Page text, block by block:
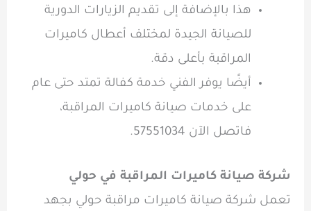
هذا بالإضافة إلى تقديم الزيارات الدورية
للصيانة الجيدة لمختلف أعطال كاميرات
المراقبة بأعلى دقة.
أيضًا يوفر الفني خدمة كفالة تمتد حتى عام
على خدمات صيانة كاميرات المراقبة،
فاتصل الآن 57551034.
شركة صيانة كاميرات المراقبة في حولي
تعمل شركة صيانة كاميرات مراقبة حولي بجهد